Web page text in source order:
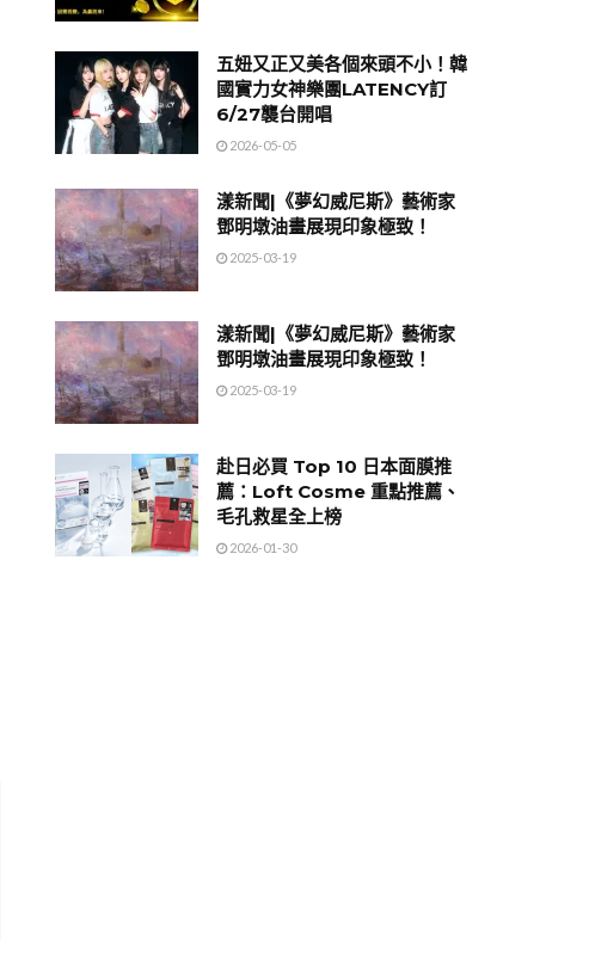
五妞又正又美各個來頭不小！韓
國實力女神樂團LATENCY訂
6/27襲台開唱
2026-05-05
漾新聞|《夢幻威尼斯》藝術家
鄧明墩油畫展現印象極致！
2025-03-19
漾新聞|《夢幻威尼斯》藝術家
鄧明墩油畫展現印象極致！
2025-03-19
赴日必買 Top 10 日本面膜推
薦：Loft Cosme 重點推薦、
毛孔救星全上榜
2026-01-30